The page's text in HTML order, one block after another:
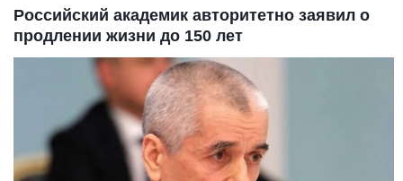
Российский академик авторитетно заявил о
продлении жизни до 150 лет